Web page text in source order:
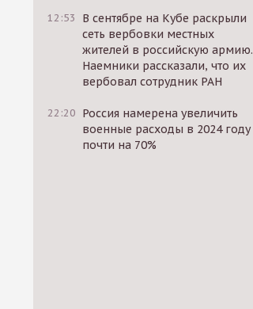
12:53
В сентябре на Кубе раскрыли
сеть вербовки местных
жителей в российскую армию.
Наемники рассказали, что их
вербовал сотрудник РАН
22:20 Россия намерена увеличить
военные расходы в 2024 году
почти на 70%